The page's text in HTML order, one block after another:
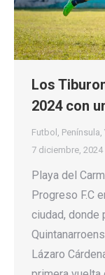
Los
2024 con
Futbol , Península,
7 diciembre, 2024
Playa del
Progreso F.C
ciudad, donde
Lázaro